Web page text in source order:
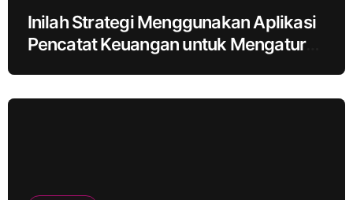
Inilah Strategi Menggunakan Aplikasi
Pencatat Keuangan untuk Mengatur